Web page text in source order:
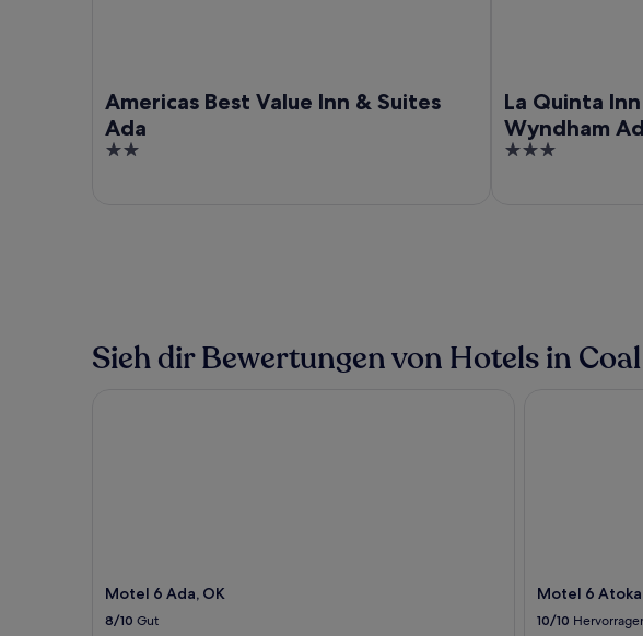
Americas Best Value Inn & Suites
Ada
2
La Quinta
Wyndham
3
Sieh dir Bewertungen von Hotels in
Motel 6 Ada, OK
8/10 Gut
Motel 6
10/10